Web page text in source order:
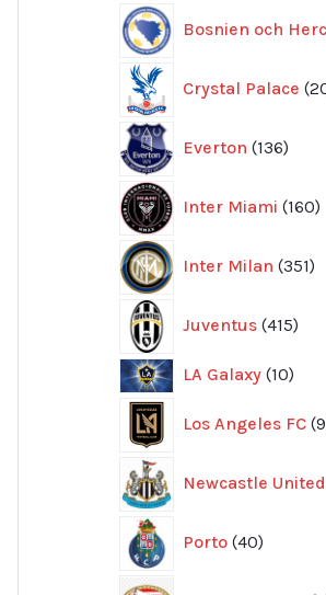
Bosnien och
Crystal Palace
Everton 136
Inter Miami 160
Inter Milan 351
Juventus 415
LA Galaxy 1010
Los Angeles FC 9
Newcastle United
Porto 40